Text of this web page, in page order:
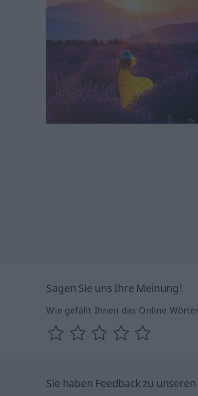
Sagen Sie uns Ihre Meinung!
Wie gefällt Ihnen das Online
Sie haben Feedback zu